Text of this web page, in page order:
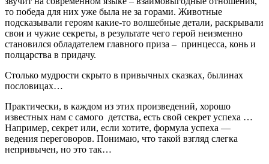
то победа для них уже была не за горами. Животные
подсказывали героям какие-то волшебные детали, раскрывали
свои и чужие секреты, в результате чего герой неизменно
становился обладателем главного приза – принцесса, конь и
полцарства в придачу.
Столько мудрости скрыто в привычных сказках, былинах
пословицах…
Практически, в каждом из этих произведений, хорошо
известных нам с самого детства, есть свой секрет успеха …
Например, секрет или, если хотите, формула успеха —
ведения переговоров. Понимаю, что такой взгляд слегка
непривычен, но это так…